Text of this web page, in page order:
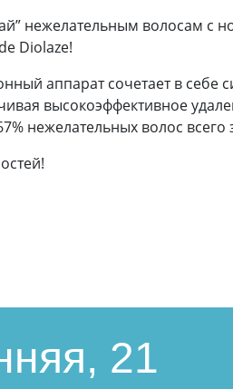
нежелательным волосам с
Diolaze!
аппарат сочетает в себе
высокоэффективное
нежелательных волос
21